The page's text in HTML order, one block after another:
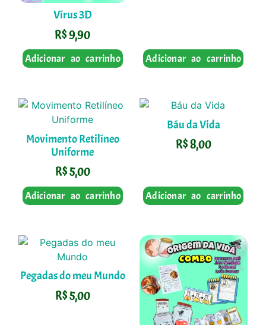
Vírus 3D
R$9,90
Adicionar ao carrinho Adicionar ao carrinho
Movimento Retilíneo
Uniforme
R$5,00
Adicionar ao carrinho
Báu da Vida
R$8,00
Adicionar ao carrinho
Pegadas do meu Mundo
R$5,00